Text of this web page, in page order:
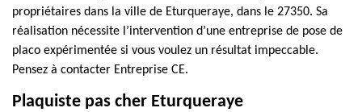
propriétaires dans la ville de Eturqueraye, dans le 27350. Sa
réalisation nécessite l’intervention d’une entreprise de pose de
placo expérimentée si vous voulez un résultat impeccable.
Pensez à contacter Entreprise CE.
Plaquiste pas cher Eturqueraye